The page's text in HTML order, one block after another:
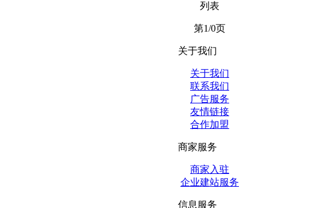
列表
第1/0页
关于我们
关于我们
联系我们
广告服务
友情链接
合作加盟
商家服务
商家入驻
企业建站服务
信息服务